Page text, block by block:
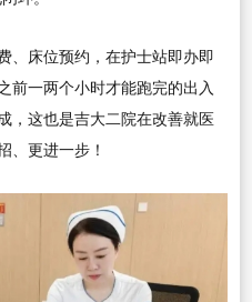
、床位预约，在护士站即办即
前一两个小时才能跑完的出入
，这也是吉大二院在改善就医
、更进一步！